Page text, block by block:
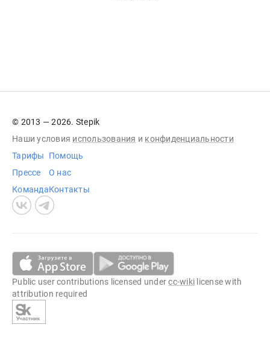
© 2013 — 2026. Stepik
Наши условия использования и конфиденциальности
Тарифы
Прессе
Команда
Помощь
О нас
Контакты
Public user contributions licensed undercc-wiki license with
attribution required